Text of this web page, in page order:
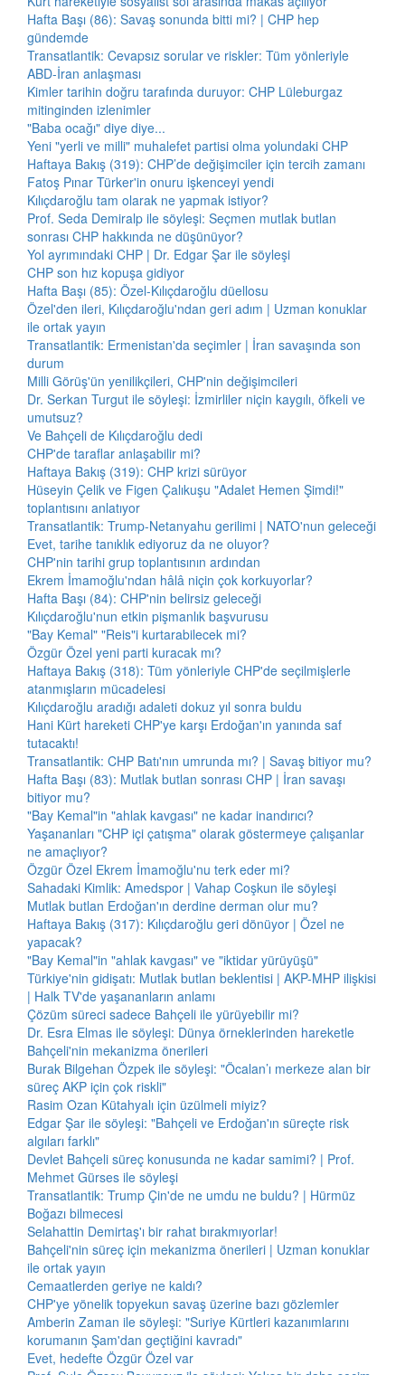
Hafta Başı (86): Savaş sonunda bitti mi? | CHP hep
gündemde
Transatlantik: Cevapsız sorular ve riskler: Tüm yönleriyle
ABD-İran anlaşması
Kimler tarihin doğru tarafında duruyor: CHP Lüleburgaz
mitinginden izlenimler
"Baba ocağı" diye diye...
Yeni "yerli ve milli" muhalefet partisi olma yolundaki CHP
Haftaya Bakış (319): CHP’de değişimciler için tercih zamanı
Fatoş Pınar Türker'in onuru işkenceyi yendi
Kılıçdaroğlu tam olarak ne yapmak istiyor?
Prof. Seda Demiralp ile söyleşi: Seçmen mutlak butlan
sonrası CHP hakkında ne düşünüyor?
Yol ayrımındaki CHP | Dr. Edgar Şar ile söyleşi
CHP son hız kopuşa gidiyor
Hafta Başı (85): Özel-Kılıçdaroğlu düellosu
Özel'den ileri, Kılıçdaroğlu'ndan geri adım | Uzman konuklar
ile ortak yayın
Transatlantik: Ermenistan'da seçimler | İran savaşında son
durum
Milli Görüş'ün yenilikçileri, CHP'nin değişimcileri
Dr. Serkan Turgut ile söyleşi: İzmirliler niçin kaygılı, öfkeli ve
umutsuz?
Ve Bahçeli de Kılıçdaroğlu dedi
CHP'de taraflar anlaşabilir mi?
Haftaya Bakış (319): CHP krizi sürüyor
Hüseyin Çelik ve Figen Çalıkuşu "Adalet Hemen Şimdi!"
toplantısını anlatıyor
Transatlantik: Trump-Netanyahu gerilimi | NATO'nun geleceği
Evet, tarihe tanıklık ediyoruz da ne oluyor?
CHP'nin tarihi grup toplantısının ardından
Ekrem İmamoğlu'ndan hâlâ niçin çok korkuyorlar?
Hafta Başı (84): CHP'nin belirsiz geleceği
Kılıçdaroğlu'nun etkin pişmanlık başvurusu
"Bay Kemal" "Reis"i kurtarabilecek mi?
Özgür Özel yeni parti kuracak mı?
Haftaya Bakış (318): Tüm yönleriyle CHP'de seçilmişlerle
atanmışların mücadelesi
Kılıçdaroğlu aradığı adaleti dokuz yıl sonra buldu
Hani Kürt hareketi CHP'ye karşı Erdoğan'ın yanında saf
tutacaktı!
Transatlantik: CHP Batı'nın umrunda mı? | Savaş bitiyor mu?
Hafta Başı (83): Mutlak butlan sonrası CHP | İran savaşı
bitiyor mu?
"Bay Kemal"in "ahlak kavgası" ne kadar inandırıcı?
Yaşananları "CHP içi çatışma" olarak göstermeye çalışanlar
ne amaçlıyor?
Özgür Özel Ekrem İmamoğlu'nu terk eder mi?
Sahadaki Kimlik: Amedspor | Vahap Coşkun ile söyleşi
Mutlak butlan Erdoğan'ın derdine derman olur mu?
Haftaya Bakış (317): Kılıçdaroğlu geri dönüyor | Özel ne
yapacak?
"Bay Kemal"in "ahlak kavgası" ve "iktidar yürüyüşü"
Türkiye'nin gidişatı: Mutlak butlan beklentisi | AKP-MHP ilişkisi
| Halk TV'de yaşananların anlamı
Çözüm süreci sadece Bahçeli ile yürüyebilir mi?
Dr. Esra Elmas ile söyleşi: Dünya örneklerinden hareketle
Bahçeli'nin mekanizma önerileri
Burak Bilgehan Özpek ile söyleşi: "Öcalan’ı merkeze alan bir
süreç AKP için çok riskli"
Rasim Ozan Kütahyalı için üzülmeli miyiz?
Edgar Şar ile söyleşi: "Bahçeli ve Erdoğan'ın süreçte risk
algıları farklı"
Devlet Bahçeli süreç konusunda ne kadar samimi? | Prof.
Mehmet Gürses ile söyleşi
Transatlantik: Trump Çin'de ne umdu ne buldu? | Hürmüz
Boğazı bilmecesi
Selahattin Demirtaş'ı bir rahat bırakmıyorlar!
Bahçeli'nin süreç için mekanizma önerileri | Uzman konuklar
ile ortak yayın
Cemaatlerden geriye ne kaldı?
CHP'ye yönelik topyekun savaş üzerine bazı gözlemler
Amberin Zaman ile söyleşi: "Suriye Kürtleri kazanımlarını
korumanın Şam'dan geçtiğini kavradı"
Evet, hedefte Özgür Özel var